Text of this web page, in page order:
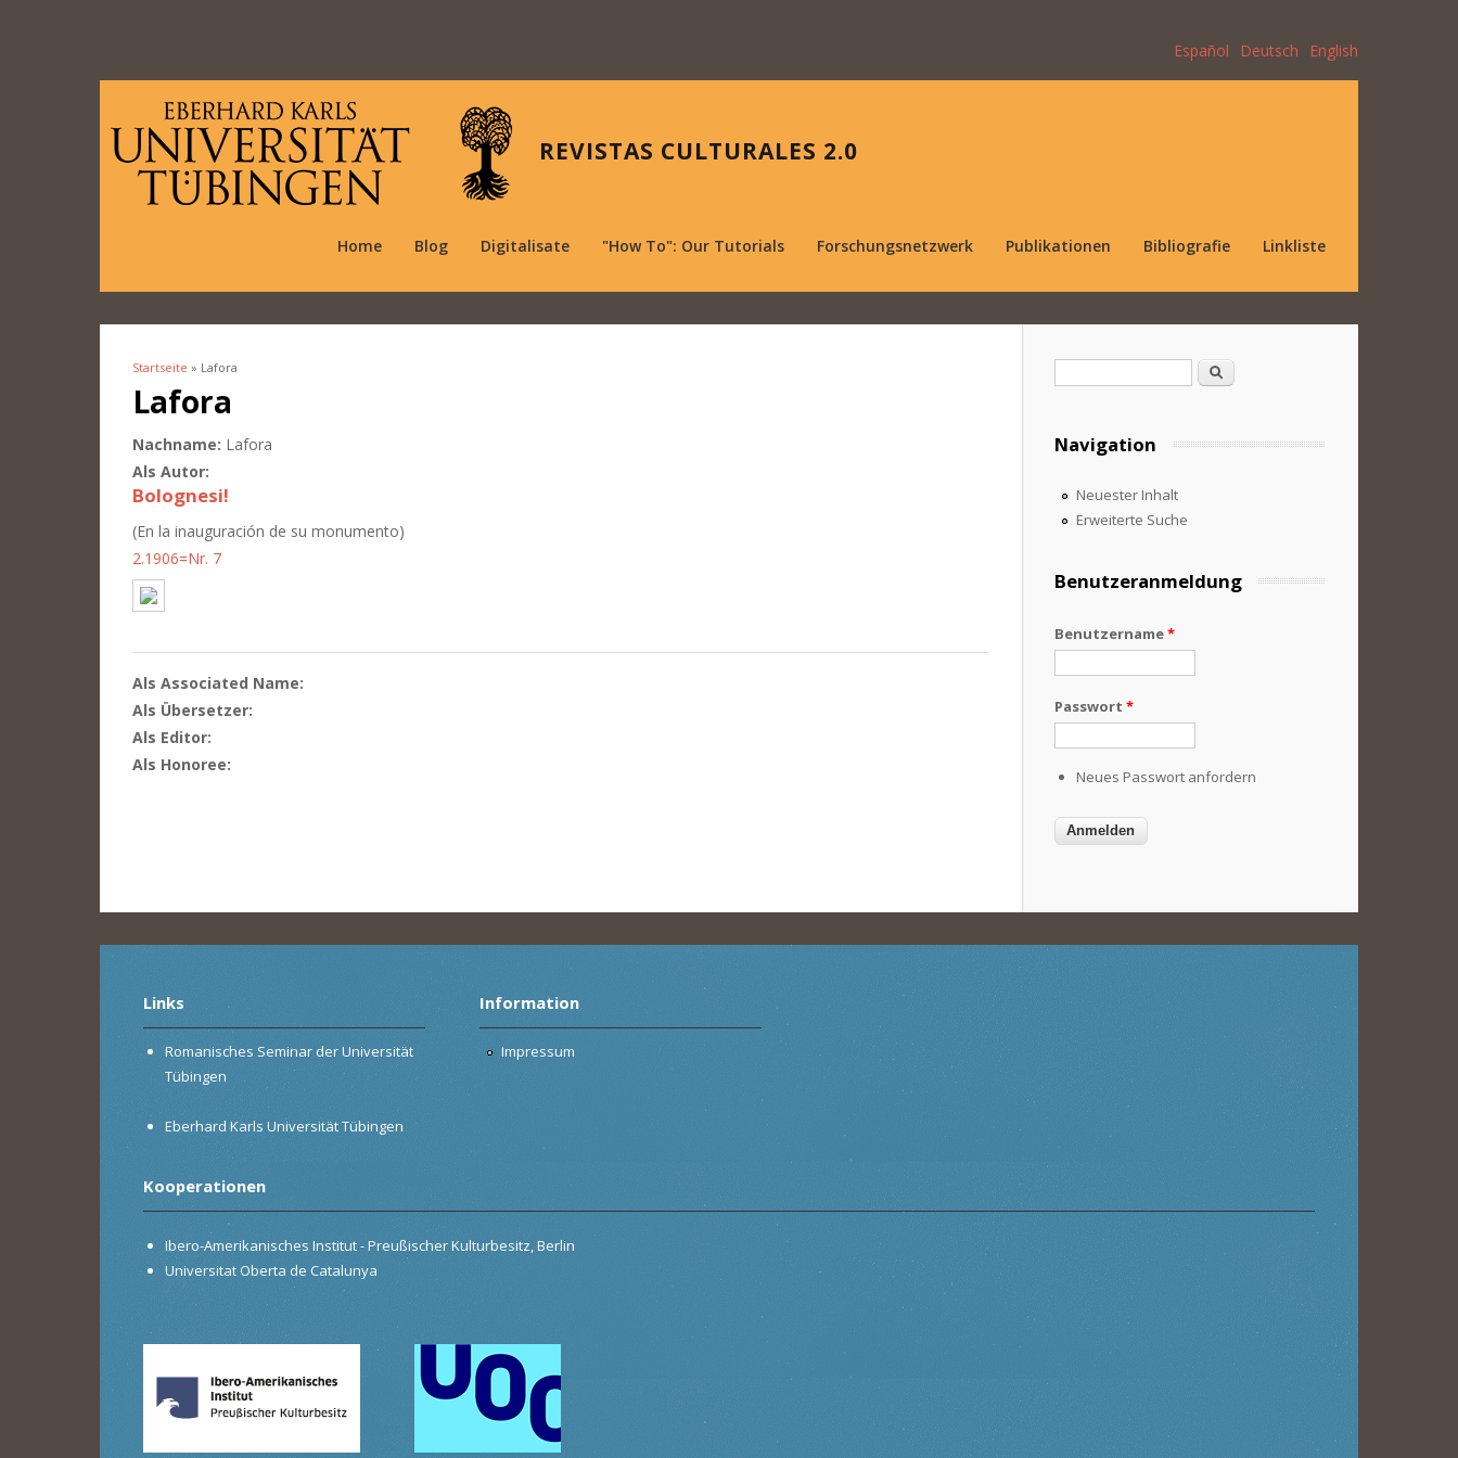
Español Deutsch English
REVISTAS CULTURALES 2.0
Home Blog Digitalisate "How To": Our Tutorials Forschungsnetzwerk Publikationen Bibliografie Linkliste
Sie sind hier
Startseite » Lafora
Lafora
Nachname: Lafora
Als Autor:
Bolognesi!
(En la inauguración de su monumento)
2.1906=Nr. 7
Als Associated Name:
Als Übersetzer:
Als Editor:
Als Honoree:
Suche
Navigation
Neuester Inhalt
Erweiterte Suche
Benutzeranmeldung
Benutzername*
Passwort *
Neues Passwort anfordern
Links
Romanisches Seminar der Universität
Tübingen
Eberhard Karls Universität Tübingen
Information
Impressum
Kooperationen
Ibero-Amerikanisches Institut - Preußischer Kulturbesitz, Berlin
Universitat Oberta de Catalunya